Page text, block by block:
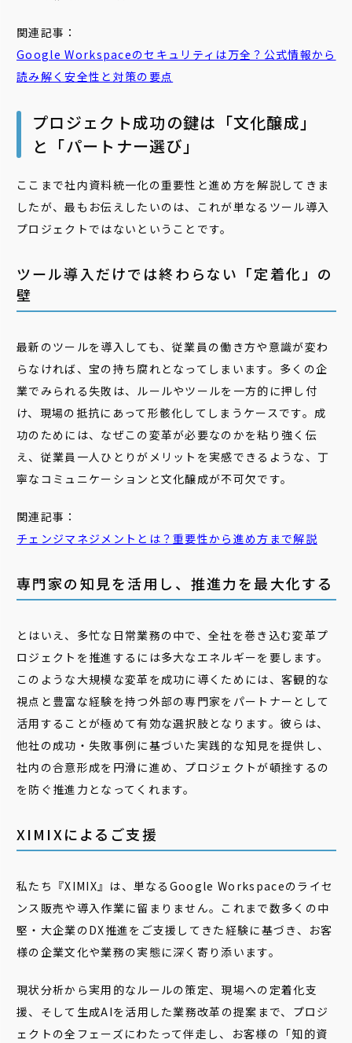
関連記事：
Google Workspaceのセキュリティは万全？公式情報から
読み解く安全性と対策の要点
プロジェクト成功の鍵は「文化醸成」
と「パートナー選び」
ここまで社内資料統一化の重要性と進め方を解説してきま
したが、最もお伝えしたいのは、これが単なるツール導入
プロジェクトではないということです。
ツール導入だけでは終わらない「定着化」の
壁
最新のツールを導入しても、従業員の働き方や意識が変わ
らなければ、宝の持ち腐れとなってしまいます。多くの企
業でみられる失敗は、ルールやツールを一方的に押し付
け、現場の抵抗にあって形骸化してしまうケースです。成
功のためには、なぜこの変革が必要なのかを粘り強く伝
え、従業員一人ひとりがメリットを実感できるような、丁
寧なコミュニケーションと文化醸成が不可欠です。
関連記事：
チェンジマネジメントとは？重要性から進め方まで解説
専門家の知見を活用し、推進力を最大化する
とはいえ、多忙な日常業務の中で、全社を巻き込む変革プ
ロジェクトを推進するには多大なエネルギーを要します。
このような大規模な変革を成功に導くためには、客観的な
視点と豊富な経験を持つ外部の専門家をパートナーとして
活用することが極めて有効な選択肢となります。彼らは、
他社の成功・失敗事例に基づいた実践的な知見を提供し、
社内の合意形成を円滑に進め、プロジェクトが頓挫するの
を防ぐ推進力となってくれます。
XIMIXによるご支援
私たち『XIMIX』は、単なるGoogle Workspaceのライセ
ンス販売や導入作業に留まりません。これまで数多くの中
堅・大企業のDX推進をご支援してきた経験に基づき、お客
様の企業文化や業務の実態に深く寄り添います。
現状分析から実用的なルールの策定、現場への定着化支
援、そして生成AIを活用した業務改革の提案まで、プロジ
ェクトの全フェーズにわたって伴走し、お客様の「知的資